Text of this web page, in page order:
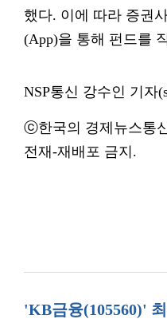
했다. 이에 따라 증권
(App)을 통해 펀드를
NSP통신 강수인 기자
ⓒ한국의 경제뉴스통
전재-재배포 금지.
'KB금융(105560)'